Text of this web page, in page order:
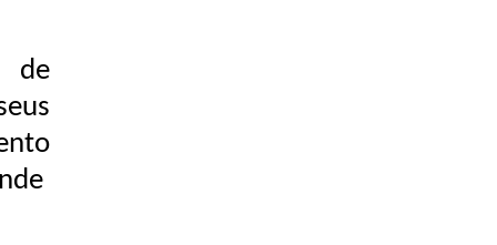
de